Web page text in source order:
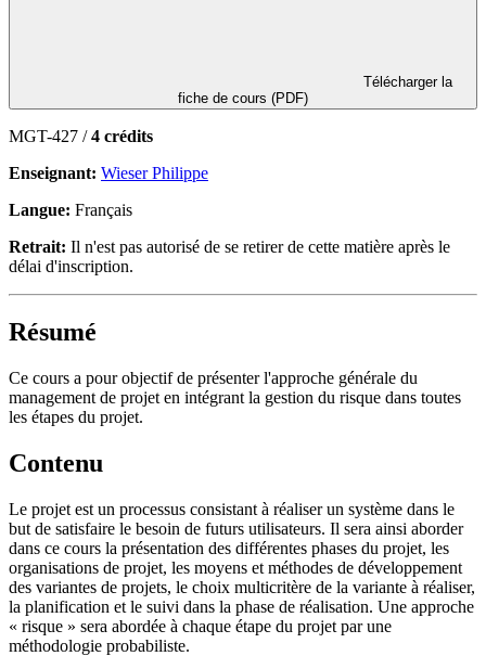
fiche de cours (PDF)
MGT-427 /4 crédits
Enseignant: Wieser Philippe
Langue: Français
Retrait: Il n'est pas autorisé de se retirer de cette matière après le
délai d'inscription.
Résumé
Ce cours a pour objectif de présenter l'approche générale du
management de projet en intégrant la gestion du risque dans toutes
les étapes du projet.
Contenu
Le projet est un processus consistant à réaliser un système dans le
but de satisfaire le besoin de futurs utilisateurs. Il sera ainsi aborder
dans ce cours la présentation des différentes phases du projet, les
organisations de projet, les moyens et méthodes de développement
des variantes de projets, le choix multicritère de la variante à réaliser,
la planification et le suivi dans la phase de réalisation. Une approche
« risque » sera abordée à chaque étape du projet par une
méthodologie probabiliste.